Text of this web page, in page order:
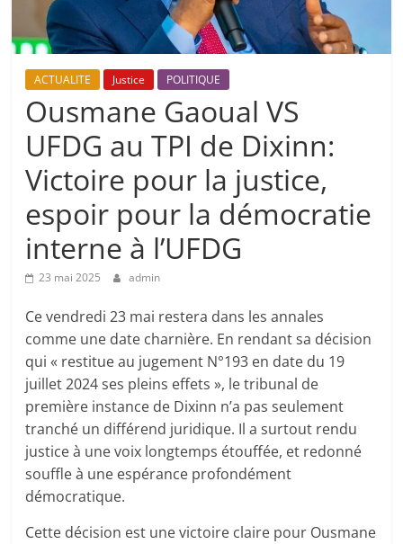
ACTUALITE Justice POLITIQUE
Ousmane Gaoual VS
UFDG au TPI de Dixinn:
Victoire pour la justice,
espoir pour la démocratie
interne à l’UFDG
23 mai 2025 admin
Ce vendredi 23 mai restera dans les annales
comme une date charnière. En rendant sa décision
qui « restitue au jugement N°193 en date du 19
juillet 2024 ses pleins effets », le tribunal de
première instance de Dixinn n’a pas seulement
tranché un différend juridique. Il a surtout rendu
justice à une voix longtemps étouffée, et redonné
souffle à une espérance profondément
démocratique.
Cette décision est une victoire claire pour Ousmane